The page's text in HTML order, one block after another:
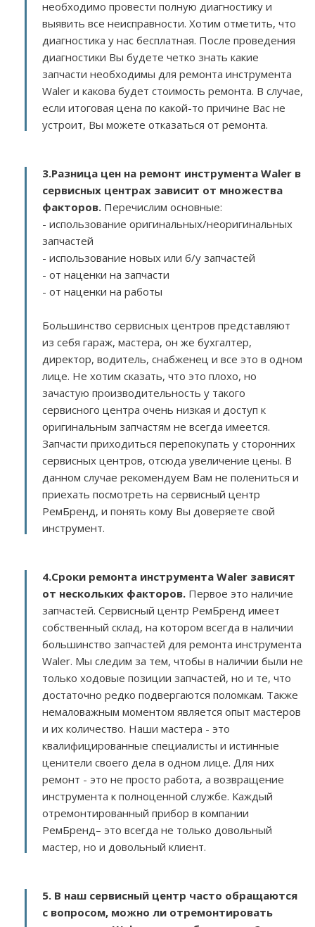
необходимо провести полную диагностику и
выявить все неисправности. Хотим отметить, что
диагностика у нас бесплатная. После проведения
диагностики Вы будете четко знать какие
запчасти необходимы для ремонта инструмента
Waler и какова будет стоимость ремонта. В случае,
если итоговая цена по какой-то причине Вас не
устроит, Вы можете отказаться от ремонта.
3.Разница цен на ремонт инструмента Waler в
сервисных центрах зависит от множества
факторов. Перечислим основные:
- использование оригинальных/неоригинальных
запчастей
- использование новых или б/у запчастей
- от наценки на запчасти
- от наценки на работы
Большинство сервисных центров представляют
из себя гараж, мастера, он же бухгалтер,
директор, водитель, снабженец и все это в одном
лице. Не хотим сказать, что это плохо, но
зачастую производительность у такого
сервисного центра очень низкая и доступ к
оригинальным запчастям не всегда имеется.
Запчасти приходиться перепокупать у сторонних
сервисных центров, отсюда увеличение цены. В
данном случае рекомендуем Вам не полениться и
приехать посмотреть на сервисный центр
РемБренд, и понять кому Вы доверяете свой
инструмент.
4.Сроки ремонта инструмента Waler зависят
от нескольких факторов. Первое это наличие
запчастей. Сервисный центр РемБренд имеет
собственный склад, на котором всегда в наличии
большинство запчастей для ремонта инструмента
Waler. Мы следим за тем, чтобы в наличии были не
только ходовые позиции запчастей, но и те, что
достаточно редко подвергаются поломкам. Также
немаловажным моментом является опыт мастеров
и их количество. Наши мастера - это
квалифицированные специалисты и истинные
ценители своего дела в одном лице. Для них
ремонт - это не просто работа, а возвращение
инструмента к полноценной службе. Каждый
отремонтированный прибор в компании
РемБренд– это всегда не только довольный
мастер, но и довольный клиент.
5. В наш сервисный центр часто обращаются
с вопросом, можно ли отремонтировать